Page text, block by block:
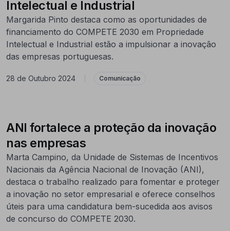
Intelectual e Industrial
Margarida Pinto destaca como as oportunidades de
financiamento do COMPETE 2030 em Propriedade
Intelectual e Industrial estão a impulsionar a inovação
das empresas portuguesas.
28 de Outubro 2024 Comunicação
ANI fortalece a proteção da inovação
nas empresas
Marta Campino, da Unidade de Sistemas de Incentivos
Nacionais da Agência Nacional de Inovação (ANI),
destaca o trabalho realizado para fomentar e proteger
a inovação no setor empresarial e oferece conselhos
úteis para uma candidatura bem-sucedida aos avisos
de concurso do COMPETE 2030.